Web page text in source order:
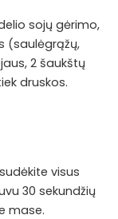
sojų gėrimo,
(saulėgrąžų,
2 šaukštų
druskos.
visus
30 sekundžių
mase.